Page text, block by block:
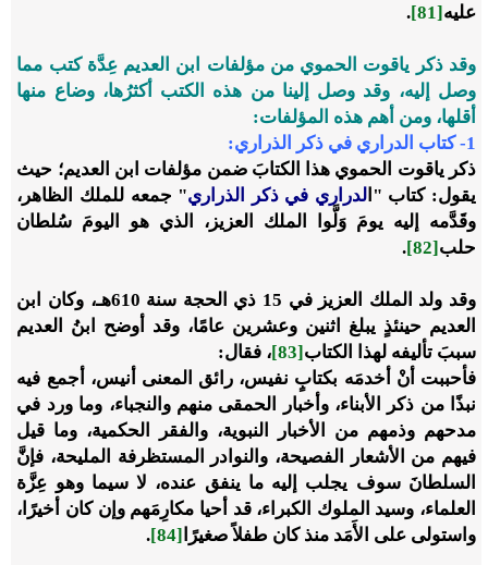
عليه [81]
.
وقد ذكر ياقوت الحموي من مؤلفات ابن العديم عِدَّة كتب مما
وصل إليه، وقد وصل إلينا من هذه الكتب أكثرُها، وضاع منها
أقلها، ومن أهم هذه المؤلفات:
1
-كتاب الدراري في ذكر الذراري:
ذكر ياقوت الحموي هذا الكتابَ ضمن مؤلفات ابن العديم؛ حيث
يقول: كتاب "الدراري في ذكر الذراري" جمعه للملك الظاهر،
وقَدَّمه إليه يومَ وَلَّوا الملك العزيز، الذي هو اليومَ سُلطان
حلب [82]
.
وقد ولد الملك العزيز في 15 ذي الحجة سنة 610هـ، وكان ابن
العديم حينئذٍ يبلغ اثنين وعشرين عامًا، وقد أوضح ابنُ العديم
سببَ تأليفه لهذا الكتاب [83]
، فقال:
فأحببت أنْ أخدمَه بكتابٍ نفيس، رائق المعنى أنيس، أجمع فيه
نبذًا من ذكر الأبناء، وأخبار الحمقى منهم والنجباء، وما ورد في
مدحهم وذمهم من الأخبار النبوية، والفقر الحكمية، وما قيل
فيهم من الأشعار الفصيحة، والنوادر المستظرفة المليحة، فإنَّ
السلطانَ سوف يجلب إليه ما ينفق عنده، لا سيما وهو عِزَّة
العلماء، وسيد الملوك الكبراء، قد أحيا مكارِمَهم وإن كان أخيرًا،
واستولى على الأَمَد منذ كان طفلاً صغيرًا [84]
.